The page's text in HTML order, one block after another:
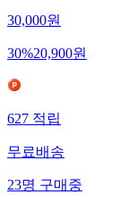
30,000원
30%20,900원
627 적립
무료배송
23명 구매중